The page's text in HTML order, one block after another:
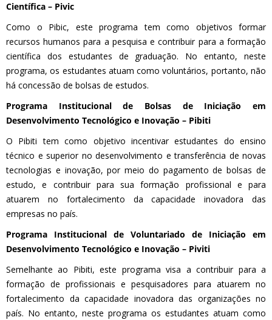
Científica – Pivic
Como o Pibic, este programa tem como objetivos formar
recursos humanos para a pesquisa e contribuir para a formação
científica dos estudantes de graduação. No entanto, neste
programa, os estudantes atuam como voluntários, portanto, não
há concessão de bolsas de estudos.
Programa Institucional de Bolsas de Iniciação em
Desenvolvimento Tecnológico e Inovação – Pibiti
O Pibiti tem como objetivo incentivar estudantes do ensino
técnico e superior no desenvolvimento e transferência de novas
tecnologias e inovação, por meio do pagamento de bolsas de
estudo, e contribuir para sua formação profissional e para
atuarem no fortalecimento da capacidade inovadora das
empresas no país.
Programa Institucional de Voluntariado de Iniciação em
Desenvolvimento Tecnológico e Inovação – Piviti
Semelhante ao Pibiti, este programa visa a contribuir para a
formação de profissionais e pesquisadores para atuarem no
fortalecimento da capacidade inovadora das organizações no
país. No entanto, neste programa os estudantes atuam como